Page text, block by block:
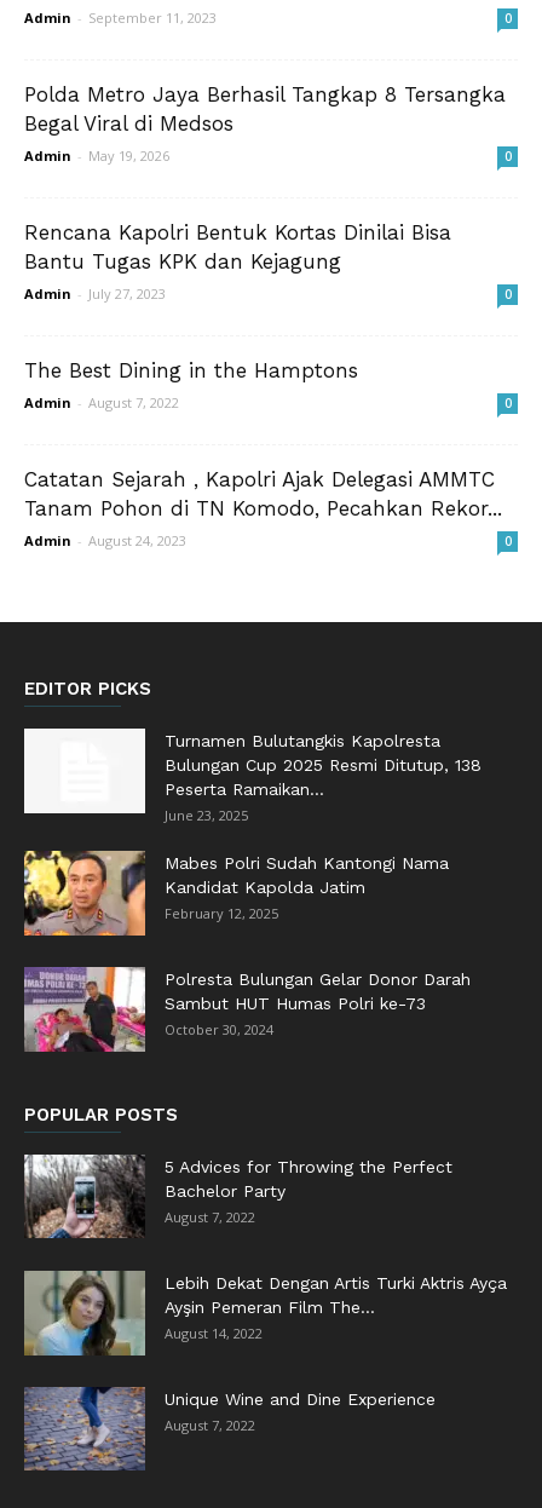
Admin - September 11, 2023 0
Polda Metro Jaya Berhasil Tangkap 8 Tersangka
Begal Viral di Medsos
Admin - May 19, 2026 0
Rencana Kapolri Bentuk Kortas Dinilai Bisa
Bantu Tugas KPK dan Kejagung
Admin - July 27, 2023 0
The Best Dining in the Hamptons
Admin - August 7, 2022 0
Catatan Sejarah , Kapolri Ajak Delegasi AMMTC
Tanam Pohon di TN Komodo, Pecahkan Rekor...
Admin - August 24, 2023 0
EDITOR PICKS
Turnamen Bulutangkis Kapolresta
Bulungan Cup 2025 Resmi Ditutup, 138
Peserta Ramaikan...
June 23, 2025
Mabes Polri Sudah Kantongi Nama
Kandidat Kapolda Jatim
February 12, 2025
Polresta Bulungan Gelar Donor Darah
Sambut HUT Humas Polri ke-73
October 30, 2024
POPULAR POSTS
5 Advices for Throwing the Perfect
Bachelor Party
August 7, 2022
Lebih Dekat Dengan Artis Turki Aktris Ayça
Ayşin Pemeran Film The...
August 14, 2022
Unique Wine and Dine Experience
August 7, 2022